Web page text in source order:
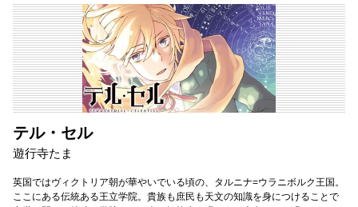
テル・セル
遊行寺たま
英国ではヴィクトリア朝が華やいでいる頃の、タルニナ=ウラニボルク王国。
ここにある伝統ある王立学院。貴族も庶民も天文の知識を身につけることで